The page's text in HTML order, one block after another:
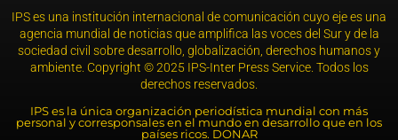
IPS es una institución internacional de comunicación cuyo eje es una
agencia mundial de noticias que amplifica las voces del Sur y de la
sociedad civil sobre desarrollo, globalización, derechos humanos y
ambiente. Copyright © 2025 IPS-Inter Press Service. Todos los
derechos reservados.
IPS es la única organización periodística mundial con más
personal y corresponsales en el mundo en desarrollo que en los
países ricos. DONAR